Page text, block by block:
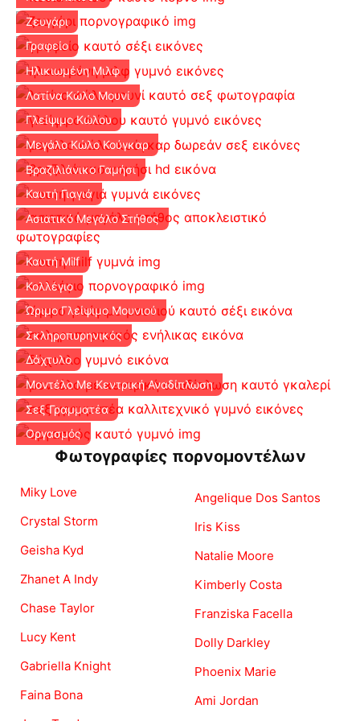
Ζευγάρι
Γραφείο
Ηλικιωμένη Μιλφ
Λατίνα Κώλο Μουνί
Γλείψιμο Κώλου
Μεγάλο Κώλο Κούγκαρ
Βραζιλιάνικο Γαμήσι
Καυτή Γιαγιά
Ασιατικό Μεγάλο Στήθος
Καυτή Milf
Κολλέγιο
Ώριμο Γλείψιμο Μουνιού
Σκληροπυρηνικός
Δάχτυλο
Μοντέλο Με Κεντρική Αναδίπλωση
Σεξ Γραμματέα
Οργασμός
Φωτογραφίες πορνομοντέλων
Miky Love
Crystal Storm
Geisha Kyd
Zhanet A Indy
Chase Taylor
Lucy Kent
Gabriella Knight
Faina Bona
Angelique Dos Santos
Iris Kiss
Natalie Moore
Kimberly Costa
Franziska Facella
Dolly Darkley
Phoenix Marie
Ami Jordan